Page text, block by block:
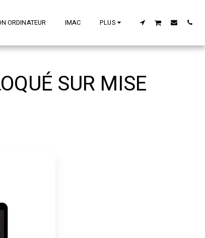
ORDINATEUR IMAC PLUS
SUR MISE